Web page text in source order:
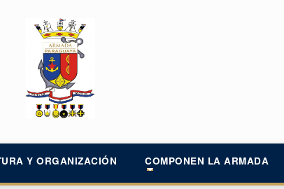
Y ORGANIZACIÓN COMPONEN LA ARMADA